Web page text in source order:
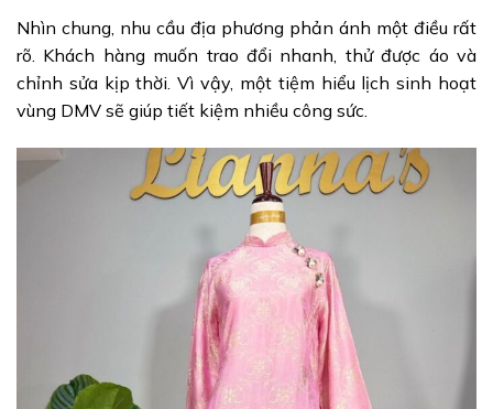
Nhìn chung, nhu cầu địa phương phản ánh một điều rất
rõ. Khách hàng muốn trao đổi nhanh, thử được áo và
chỉnh sửa kịp thời. Vì vậy, một tiệm hiểu lịch sinh hoạt
vùng DMV sẽ giúp tiết kiệm nhiều công sức.